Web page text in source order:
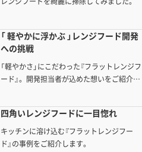
「 軽やかに浮かぶ 」レンジフード開発
への挑戦
「軽やかさ」にこだわった『フラットレンジフ
ード』。開発担当者が込めた想いをご紹介し
四角いレンジフードに一目惚れ
キッチンに溶け込む『フラットレンジフー
ド』の事例をご紹介します。